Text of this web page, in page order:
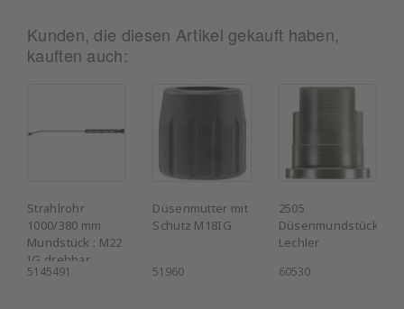
Kunden, die diesen Artikel gekauft haben,
kauften auch:
Strahlrohr
1000/380 mm
Mundstück : M22
IG drehbar
5145491
Düsenmutter mit
Schutz M18IG
51960
2505
Düsenmundstück
Lechler
60530